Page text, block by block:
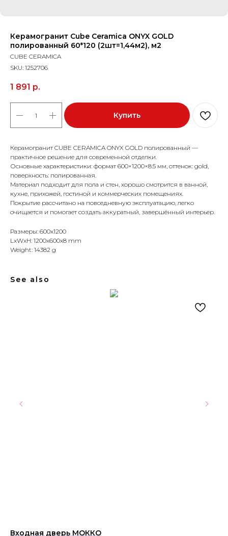
Керамогранит Cube Ceramica ONYX GOLD
полированный 60*120 (2шт=1,44м2), м2
CUBE CERAMICA
SKU: 1252706
1 891 р.
Купить
Керамогранит CUBE CERAMICA ONYX GOLD полированный —
практичное решение для современной отделки.
Основные характеристики: формат 600×1200×8.5 мм, оттенок: gold,
поверхность: полированная.
Материал подходит для пола и стен, хорошо смотрится в ванной,
кухне, прихожей, гостиной и коммерческих помещениях.
Покрытие рассчитано на повседневную эксплуатацию, легко
очищается и помогает создать аккуратный, завершённый интерьер.
Размеры: 600x1200
LxWxH: 1200x600x8 mm
Weight: 14382 g
See also
Входная дверь МОККО